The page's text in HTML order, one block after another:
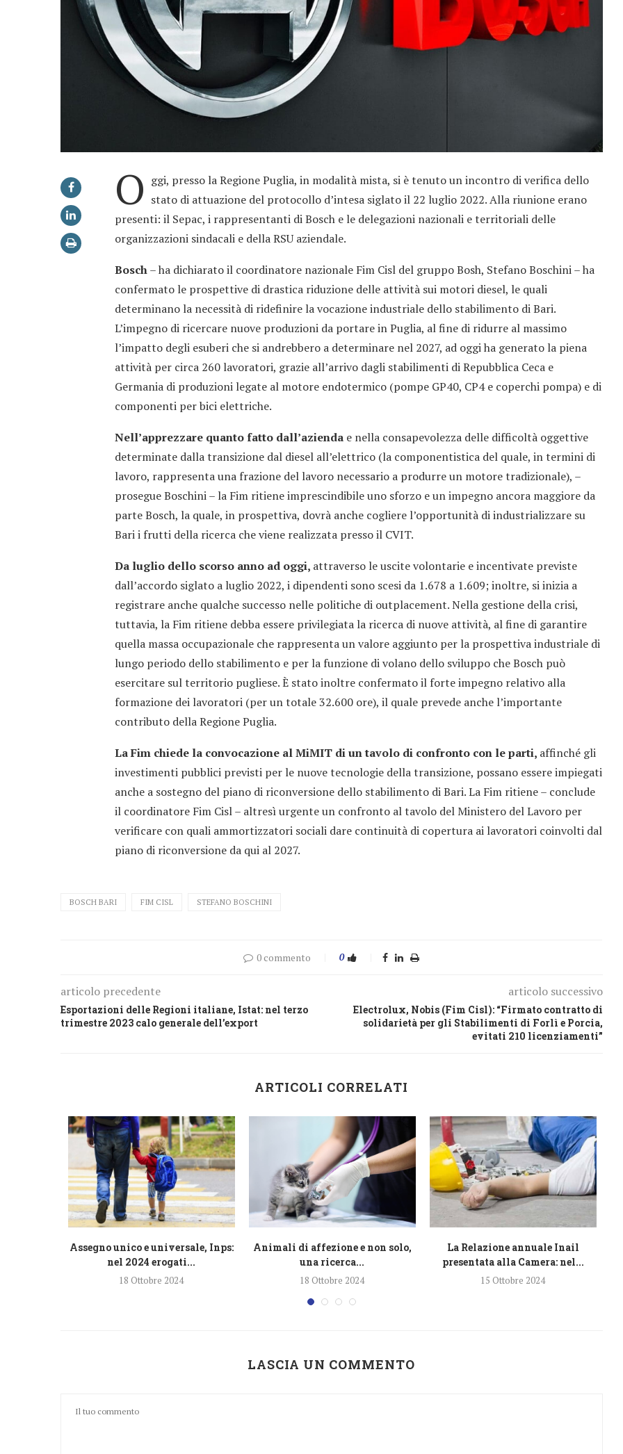
O ggi, presso la Regione Puglia, in modalità mista, si è tenuto un incontro di verifica dello
stato di attuazione del protocollo d’intesa siglato il 22 luglio 2022. Alla riunione erano
presenti: il Sepac, i rappresentanti di Bosch e le delegazioni nazionali e territoriali delle
organizzazioni sindacali e della RSU aziendale.
Bosch– ha dichiarato il coordinatore nazionale Fim Cisl del gruppo Bosh, Stefano Boschini – ha
confermato le prospettive di drastica riduzione delle attività sui motori diesel, le quali
determinano la necessità di ridefinire la vocazione industriale dello stabilimento di Bari.
L’impegno di ricercare nuove produzioni da portare in Puglia, al fine di ridurre al massimo
l’impatto degli esuberi che si andrebbero a determinare nel 2027, ad oggi ha generato la piena
attività per circa 260 lavoratori, grazie all’arrivo dagli stabilimenti di Repubblica Ceca e
Germania di produzioni legate al motore endotermico (pompe GP40, CP4 e coperchi pompa) e di
componenti per bici elettriche.
Nell’apprezzare quanto fatto dall’aziendae nella consapevolezza delle difficoltà oggettive
determinate dalla transizione dal diesel all’elettrico (la componentistica del quale, in termini di
lavoro, rappresenta una frazione del lavoro necessario a produrre un motore tradizionale), –
prosegue Boschini – la Fim ritiene imprescindibile uno sforzo e un impegno ancora maggiore da
parte Bosch, la quale, in prospettiva, dovrà anche cogliere l’opportunità di industrializzare su
Bari i frutti della ricerca che viene realizzata presso il CVIT.
Da luglio dello scorso anno ad oggi, attraverso le uscite volontarie e incentivate previste
dall’accordo siglato a luglio 2022, i dipendenti sono scesi da 1.678 a 1.609; inoltre, si inizia a
registrare anche qualche successo nelle politiche di outplacement. Nella gestione della crisi,
tuttavia, la Fim ritiene debba essere privilegiata la ricerca di nuove attività, al fine di garantire
quella massa occupazionale che rappresenta un valore aggiunto per la prospettiva industriale di
lungo periodo dello stabilimento e per la funzione di volano dello sviluppo che Bosch può
esercitare sul territorio pugliese. È stato inoltre confermato il forte impegno relativo alla
formazione dei lavoratori (per un totale 32.600 ore), il quale prevede anche l’importante
contributo della Regione Puglia.
La Fim chiede la convocazione al MiMIT di un tavolo di confronto con le parti, affinché gli
investimenti pubblici previsti per le nuove tecnologie della transizione, possano essere impiegati
anche a sostegno del piano di riconversione dello stabilimento di Bari. La Fim ritiene – conclude
il coordinatore Fim Cisl – altresì urgente un confronto al tavolo del Ministero del Lavoro per
verificare con quali ammortizzatori sociali dare continuità di copertura ai lavoratori coinvolti dal
piano di riconversione da qui al 2027.
BOSCH BARI FIM CISL STEFANO BOSCHINI
0 commento 0
articolo precedente
Esportazioni delle Regioni italiane, Istat: nel terzo
trimestre 2023 calo generale dell’export
articolo successivo
Electrolux, Nobis (Fim Cisl): “Firmato contratto di
solidarietà per gli Stabilimenti di Forlì e Porcia,
evitati 210 licenziamenti”
ARTICOLI CORRELATI
Assegno unico e universale, Inps:
nel 2024 erogati...
18 Ottobre 2024
Animali di affezione e non solo,
una ricerca...
18 Ottobre 2024
La Relazione annuale Inail
presentata alla Camera: nel...
15 Ottobre 2024
LASCIA UN COMMENTO